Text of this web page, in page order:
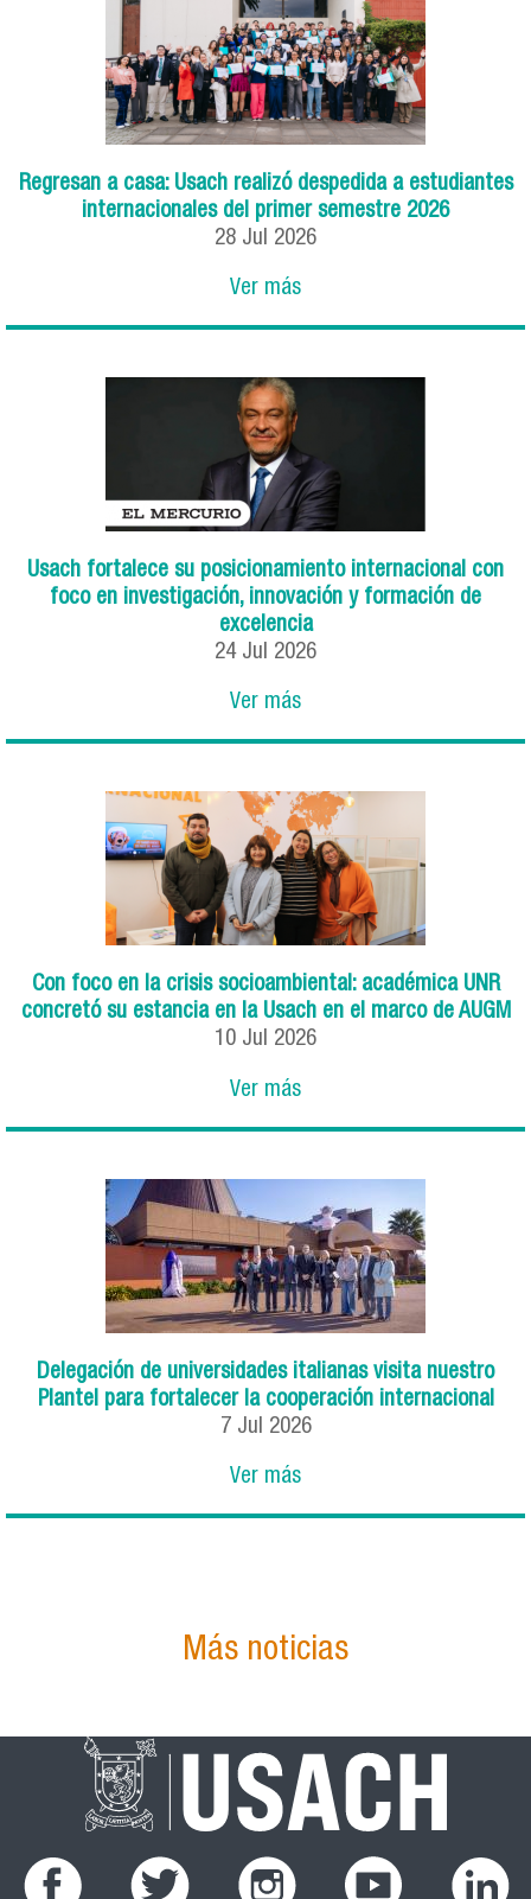
Regresan a casa: Usach realizó despedida a estudiantes
internacionales del primer semestre 2026
28 Jul 2026
Ver más
Usach fortalece su posicionamiento internacional con
foco en investigación, innovación y formación de
excelencia
24 Jul 2026
Ver más
Con foco en la crisis socioambiental: académica UNR
concretó su estancia en la Usach en el marco de AUGM
10 Jul 2026
Ver más
Delegación de universidades italianas visita nuestro
Plantel para fortalecer la cooperación internacional
7 Jul 2026
Ver más
Más noticias